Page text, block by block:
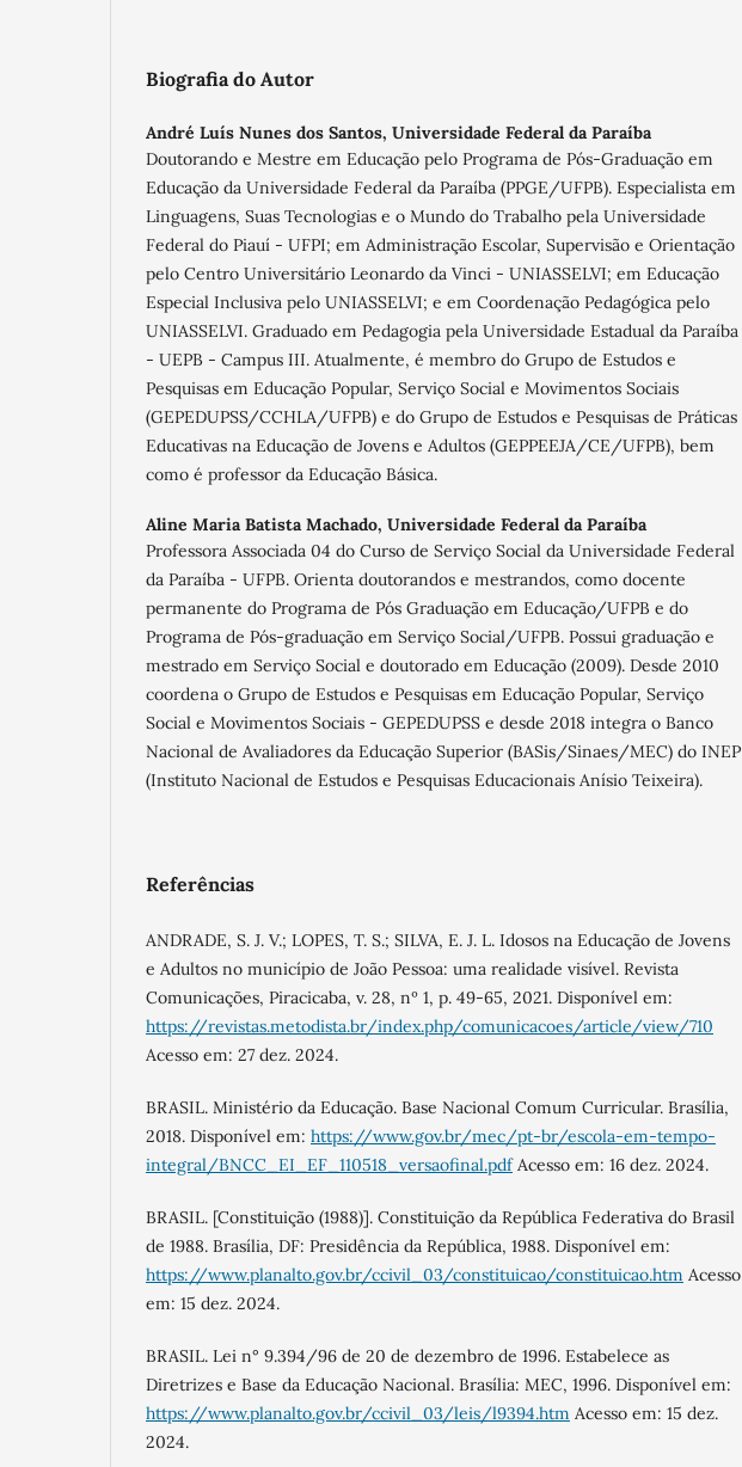
Biografia do Autor
André Luís Nunes dos Santos, Universidade Federal da Paraíba
Doutorando e Mestre em Educação pelo Programa de Pós-Graduação em
Educação da Universidade Federal da Paraíba (PPGE/UFPB). Especialista em
Linguagens, Suas Tecnologias e o Mundo do Trabalho pela Universidade
Federal do Piauí - UFPI; em Administração Escolar, Supervisão e Orientação
pelo Centro Universitário Leonardo da Vinci - UNIASSELVI; em Educação
Especial Inclusiva pelo UNIASSELVI; e em Coordenação Pedagógica pelo
UNIASSELVI. Graduado em Pedagogia pela Universidade Estadual da Paraíba
- UEPB - Campus III. Atualmente, é membro do Grupo de Estudos e
Pesquisas em Educação Popular, Serviço Social e Movimentos Sociais
(GEPEDUPSS/CCHLA/UFPB) e do Grupo de Estudos e Pesquisas de Práticas
Educativas na Educação de Jovens e Adultos (GEPPEEJA/CE/UFPB), bem
como é professor da Educação Básica.
Aline Maria Batista Machado, Universidade Federal da Paraíba
Professora Associada 04 do Curso de Serviço Social da Universidade Federal
da Paraíba - UFPB. Orienta doutorandos e mestrandos, como docente
permanente do Programa de Pós Graduação em Educação/UFPB e do
Programa de Pós-graduação em Serviço Social/UFPB. Possui graduação e
mestrado em Serviço Social e doutorado em Educação (2009). Desde 2010
coordena o Grupo de Estudos e Pesquisas em Educação Popular, Serviço
Social e Movimentos Sociais - GEPEDUPSS e desde 2018 integra o Banco
Nacional de Avaliadores da Educação Superior (BASis/Sinaes/MEC) do INEP
(Instituto Nacional de Estudos e Pesquisas Educacionais Anísio Teixeira).
Referências
ANDRADE, S. J. V.; LOPES, T. S.; SILVA, E. J. L. Idosos na Educação de Jovens
e Adultos no município de João Pessoa: uma realidade visível. Revista
Comunicações, Piracicaba, v. 28, nº 1, p. 49-65, 2021. Disponível em:
https://revistas.metodista.br/index.php/comunicacoes/article/view/710
Acesso em: 27 dez. 2024.
BRASIL. Ministério da Educação. Base Nacional Comum Curricular. Brasília,
2018. Disponível em: https://www.gov.br/mec/pt-br/escola-em-tempo-
integral/BNCC_EI_EF_110518_versaofinal.pdfAcesso em: 16 dez. 2024.
BRASIL. [Constituição (1988)]. Constituição da República Federativa do Brasil
de 1988. Brasília, DF: Presidência da República, 1988. Disponível em:
https://www.planalto.gov.br/ccivil_03/constituicao/constituicao.htm Acesso
em: 15 dez. 2024.
BRASIL. Lei n° 9.394/96 de 20 de dezembro de 1996. Estabelece as
Diretrizes e Base da Educação Nacional. Brasília: MEC, 1996. Disponível em:
https://www.planalto.gov.br/ccivil_03/leis/l9394.htm Acesso em: 15 dez.
2024.